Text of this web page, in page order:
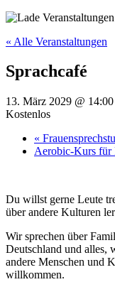
« Alle Veranstaltungen
Sprachcafé
13. März 2029 @ 14:00
Kostenlos
«
Aerobic-Kurs für
Du willst gerne Leute
über andere Kulturen
Wir sprechen über
Deutschland und alles,
andere Menschen und
willkommen.